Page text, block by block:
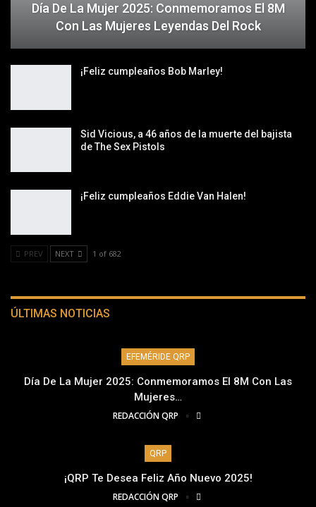
Día De La Mujer 2025: Conmemoramos El 8M
Con Las Mujeres Leyendas Del Rock
¡Feliz cumpleaños Bob Marley!
Sid Vicious, a 46 años de la muerte del bajista
de The Sex Pistols
¡Feliz cumpleaños Eddie Van Halen!
PREV NEXT 1 of 682
ÚLTIMAS NOTICIAS
EFEMÉRIDE QRP
Día De La Mujer 2025: Conmemoramos El 8M Con Las
Mujeres…
REDACCIÓN QRP
QRP
¡QRP Te Desea Feliz Año Nuevo 2025!
REDACCIÓN QRP